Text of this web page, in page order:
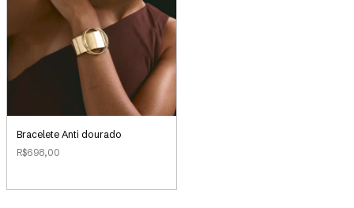
Bracelete Anti dourado
R$698,00